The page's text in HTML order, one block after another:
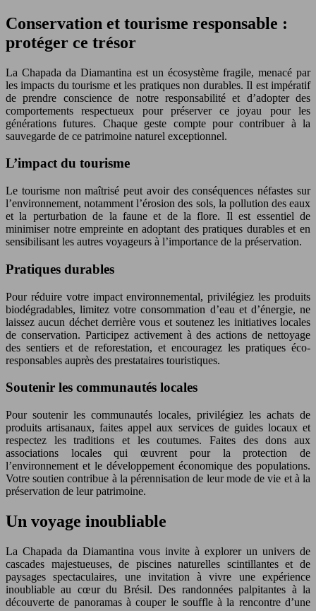
Conservation et tourisme responsable :
protéger ce trésor
La Chapada da Diamantina est un écosystème fragile, menacé par
les impacts du tourisme et les pratiques non durables. Il est impératif
de prendre conscience de notre responsabilité et d’adopter des
comportements respectueux pour préserver ce joyau pour les
générations futures. Chaque geste compte pour contribuer à la
sauvegarde de ce patrimoine naturel exceptionnel.
L’impact du tourisme
Le tourisme non maîtrisé peut avoir des conséquences néfastes sur
l’environnement, notamment l’érosion des sols, la pollution des eaux
et la perturbation de la faune et de la flore. Il est essentiel de
minimiser notre empreinte en adoptant des pratiques durables et en
sensibilisant les autres voyageurs à l’importance de la préservation.
Pratiques durables
Pour réduire votre impact environnemental, privilégiez les produits
biodégradables, limitez votre consommation d’eau et d’énergie, ne
laissez aucun déchet derrière vous et soutenez les initiatives locales
de conservation. Participez activement à des actions de nettoyage
des sentiers et de reforestation, et encouragez les pratiques éco-
responsables auprès des prestataires touristiques.
Soutenir les communautés locales
Pour soutenir les communautés locales, privilégiez les achats de
produits artisanaux, faites appel aux services de guides locaux et
respectez les traditions et les coutumes. Faites des dons aux
associations locales qui œuvrent pour la protection de
l’environnement et le développement économique des populations.
Votre soutien contribue à la pérennisation de leur mode de vie et à la
préservation de leur patrimoine.
Un voyage inoubliable
La Chapada da Diamantina vous invite à explorer un univers de
cascades majestueuses, de piscines naturelles scintillantes et de
paysages spectaculaires, une invitation à vivre une expérience
inoubliable au cœur du Brésil. Des randonnées palpitantes à la
découverte de panoramas à couper le souffle à la rencontre d’une